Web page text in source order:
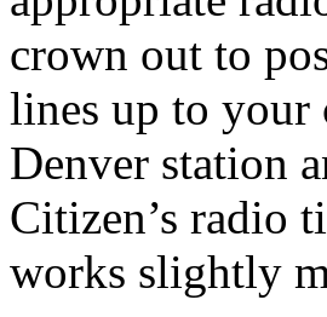
crown out to
lines up to your
Denver station
Citizen’s radio
works slightly